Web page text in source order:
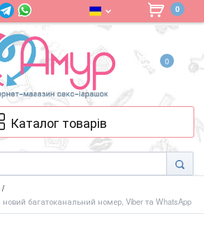
0
0
Каталог товарів
новий багатоканальний номер, Viber та WhatsApp